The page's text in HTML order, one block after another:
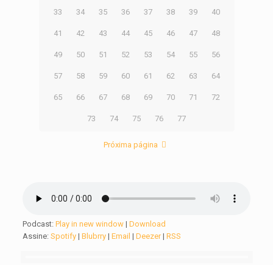
33 34 35 36 37 38 39 40
41 42 43 44 45 46 47 48
49 50 51 52 53 54 55 56
57 58 59 60 61 62 63 64
65 66 67 68 69 70 71 72
73 74 75 76 77
Próxima página
Podcast:Play in new window |Download
Assine:Spotify |Blubrry |Email |Deezer|RSS